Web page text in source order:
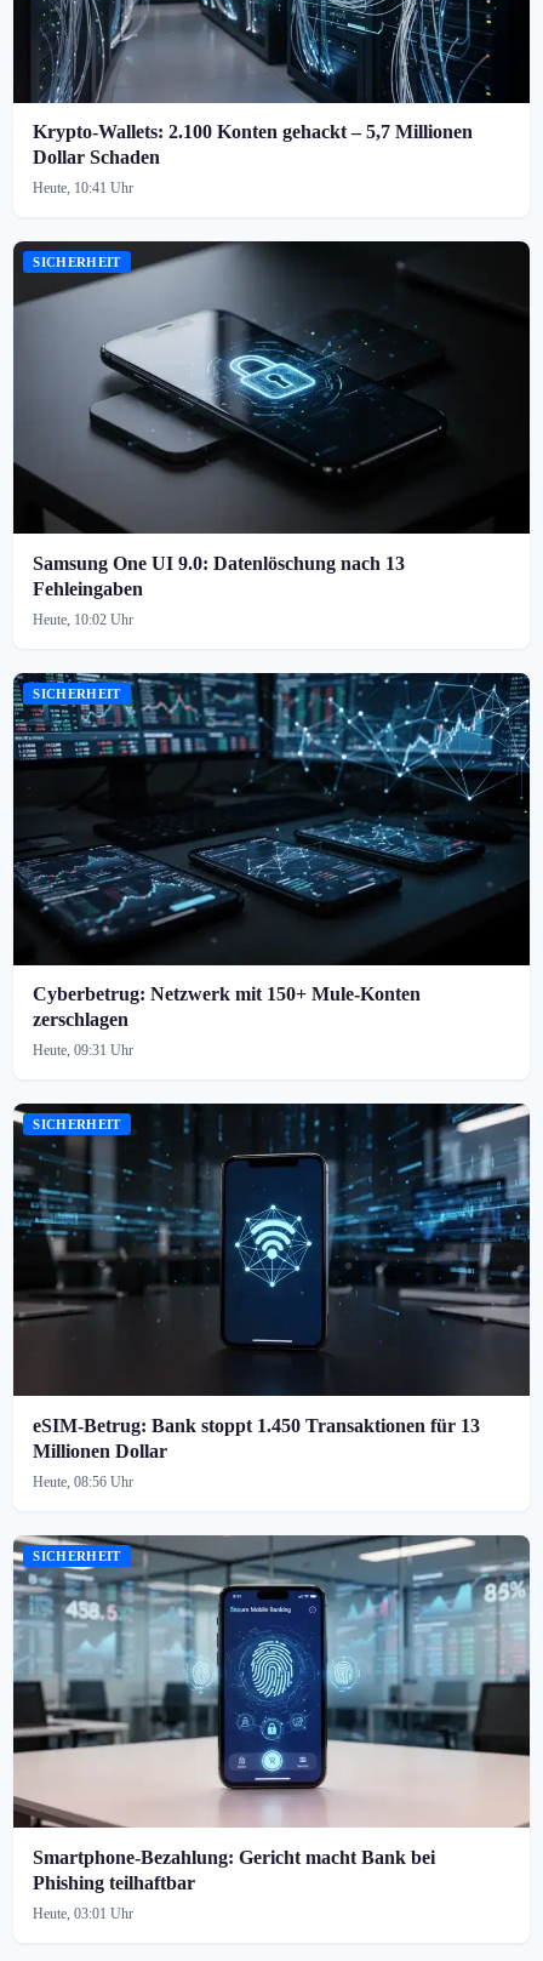
Krypto-Wallets: 2.100 Konten gehackt – 5,7 Millionen
Dollar Schaden
Heute, 10:41 Uhr
SICHERHEIT
Samsung One UI 9.0: Datenlöschung nach 13
Fehleingaben
Heute, 10:02 Uhr
SICHERHEIT
Cyberbetrug: Netzwerk mit 150+ Mule-Konten
zerschlagen
Heute, 09:31 Uhr
SICHERHEIT
eSIM-Betrug: Bank stoppt 1.450 Transaktionen für 13
Millionen Dollar
Heute, 08:56 Uhr
SICHERHEIT
Smartphone-Bezahlung: Gericht macht Bank bei
Phishing teilhaftbar
Heute, 03:01 Uhr